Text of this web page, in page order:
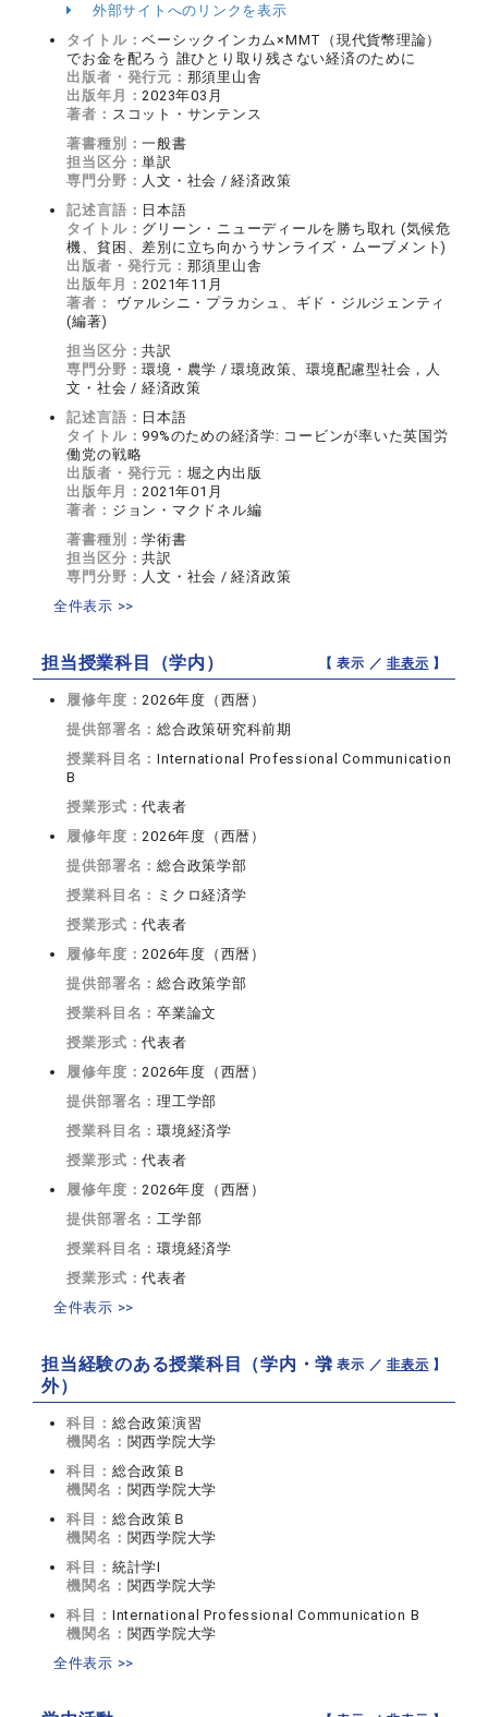
外部サイトへのリンクを表示
タイトル：ベーシックインカム×MMT（現代貨幣理論）
でお金を配ろう 誰ひとり取り残さない経済のために
出版者・発行元： 那須里山舎
出版年月： 2023年03月
著者： スコット・サンテンス
著書種別：一般書
担当区分：単訳
専門分野： 人文・社会 / 経済政策
記述言語： 日本語
タイトル： グリーン・ニューディールを勝ち取れ (気候危
機、貧困、差別に立ち向かうサンライズ・ムーブメント)
出版者・発行元： 那須里山舎
出版年月： 2021年11月
著者：
ヴァルシニ・プラカシュ、ギド・ジルジェンティ
(編著)
担当区分：共訳
専門分野：環境・農学 / 環境政策、環境配慮型社会，人
文・社会 / 経済政策
記述言語： 日本語
タイトル： 99%のための経済学: コービンが率いた英国労
働党の戦略
出版者・発行元： 堀之内出版
出版年月： 2021年01月
著者： ジョン・マクドネル編
著書種別：学術書
担当区分：共訳
専門分野： 人文・社会 / 経済政策
全件表示 >>
担当授業科目（学内） 【 表示 ／非表示 】
履修年度： 2026年度（西暦）
提供部署名：総合政策研究科前期
授業科目名：International Professional Communication
B
授業形式：代表者
履修年度： 2026年度（西暦）
提供部署名：総合政策学部
授業科目名： ミクロ経済学
授業形式：代表者
履修年度： 2026年度（西暦）
提供部署名：総合政策学部
授業科目名：卒業論文
授業形式：代表者
履修年度： 2026年度（西暦）
提供部署名：理工学部
授業科目名：環境経済学
授業形式：代表者
履修年度： 2026年度（西暦）
提供部署名： 工学部
授業科目名：環境経済学
授業形式：代表者
全件表示 >>
担当経験のある授業科目（学内・学
外）
【 表示 ／非表示 】
科目： 総合政策演習
機関名： 関西学院大学
科目： 総合政策Ｂ
機関名： 関西学院大学
科目： 総合政策Ｂ
機関名： 関西学院大学
科目： 統計学I
機関名： 関西学院大学
科目： International Professional Communication B
機関名： 関西学院大学
全件表示 >>